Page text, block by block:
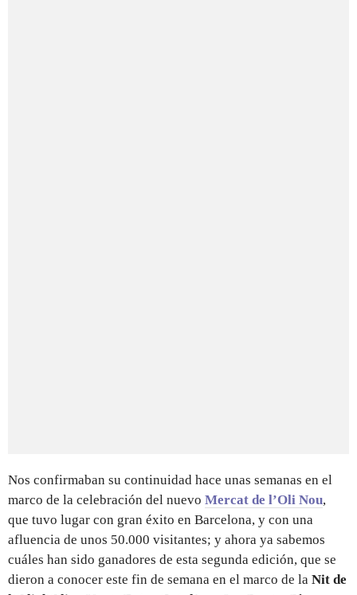
Nos confirmaban su continuidad hace unas semanas en el
marco de la celebración del nuevo Mercat de l’Oli Nou,
que tuvo lugar con gran éxito en Barcelona, y con una
afluencia de unos 50.000 visitantes; y ahora ya sabemos
cuáles han sido ganadores de esta segunda edición, que se
dieron a conocer este fin de semana en el marco de la Nit de